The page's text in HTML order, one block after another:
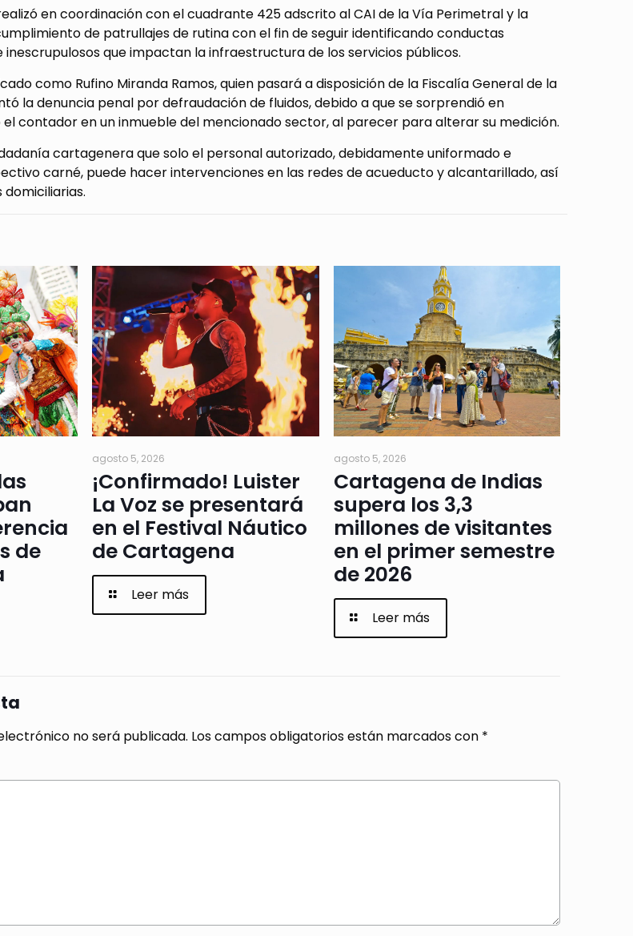
en coordinación con el cuadrante 425 adscrito al CAI de la Vía Perimetral y la
de patrullajes de rutina con el fin de seguir identificando conductas
que impactan la infraestructura de los servicios públicos.
como Rufino Miranda Ramos, quien pasará a disposición de la Fiscalía General de la
la denuncia penal por defraudación de fluidos, debido a que se sorprendió en
contador en un inmueble del mencionado sector, al parecer para alterar su medición.
cartagenera que solo el personal autorizado, debidamente uniformado e
carné, puede hacer intervenciones en las redes de acueducto y alcantarillado, así
de
agosto 5, 2026
¡Confirmado! Luister
La Voz se presentará
en el Festival Náutico
de Cartagena
Leer más
agosto 5, 2026
Cartagena de Indias
supera los 3,3
millones de visitantes
en el primer semestre
de 2026
Leer más
no será publicada. Los campos obligatorios están marcados con *